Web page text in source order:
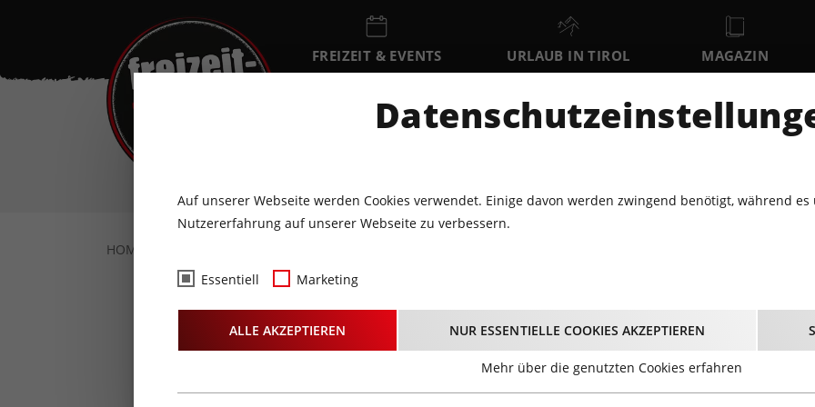
FREIZEIT & EVENTS URLAUB IN TIROL MAGAZIN
EVENTKALENDER
FR SA SO 10
HOME
STEUDLTENN - Der Tausch
Angebot
Auf unserer Webseite werden Cookies verwendet. Einige davon werden zwingend benötigt, während
Nutzererfahrung auf unserer Webseite zu verbessern.
Essentiell Marketing
ALLE AKZEPTIEREN NUR ESSENTIELLE COOKIES AKZEPTIEREN
Mehr über die genutzten Cookies erfahren